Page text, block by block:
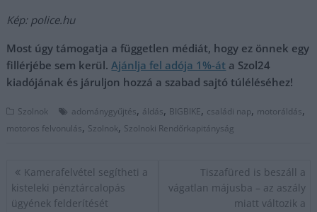
Kép: police.hu
Most úgy támogatja a független médiát, hogy ez önnek egy
fillérjébe sem kerül.Ajánlja fel adója 1%-át a Szol24
kiadójának és járuljon hozzá a szabad sajtó túléléséhez!
Szolnok adománygyűjtés, áldás, BIGBIKE, családi nap, motoráldás,
motoros felvonulás, Szolnok, Szolnoki Rendőrkapitányság
Bejegyzés
navigáció
Kamerafelvétel segítheti a
kisteleki pénztárcalopás
ügyének felderítését
Tiszafüred is beszáll a
vágatlan májusba – az aszály
miatt változik a